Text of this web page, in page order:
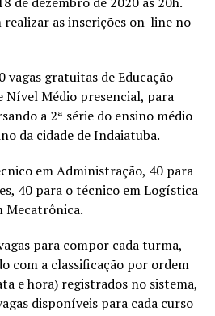
realizar as inscrições on-line no
vagas gratuitas de Educação
Nível Médio presencial, para
a 2ª série do ensino médio
da cidade de Indaiatuba.
em Administração, 40 para
40 para o técnico em Logística
Mecatrônica.
para compor cada turma,
com a classificação por ordem
e hora) registrados no sistema,
disponíveis para cada curso